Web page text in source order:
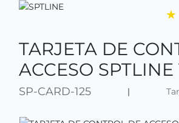
★
TARJETA DE
ACCESO SPTLINE
SP-CARD-125 |